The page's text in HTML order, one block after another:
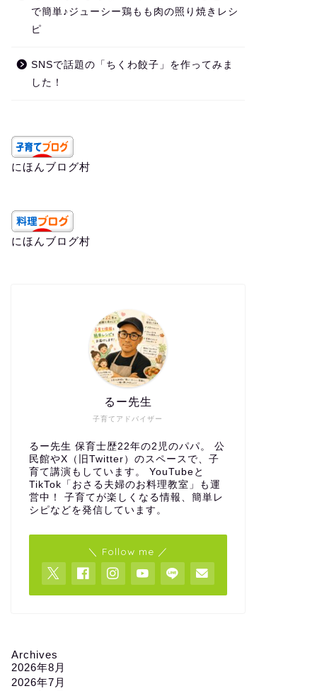
で簡単♪ジューシー鶏もも肉の照り焼きレシ
ピ
SNSで話題の「ちくわ餃子」を作ってみま
した！
にほんブログ村
にほんブログ村
子育てアドバイザー
るー先生
るー先生 保育士歴22年の2児のパパ。 公
民館やX（旧Twitter）のスペースで、子
育て講演もしています。 YouTubeと
TikTok「おさる夫婦のお料理教室」も運
営中！ 子育てが楽しくなる情報、簡単レ
シピなどを発信しています。
＼ Follow me ／
Archives
2026年8月
2026年7月